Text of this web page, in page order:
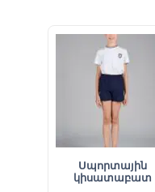
Սպորտային
կիսատաբատ